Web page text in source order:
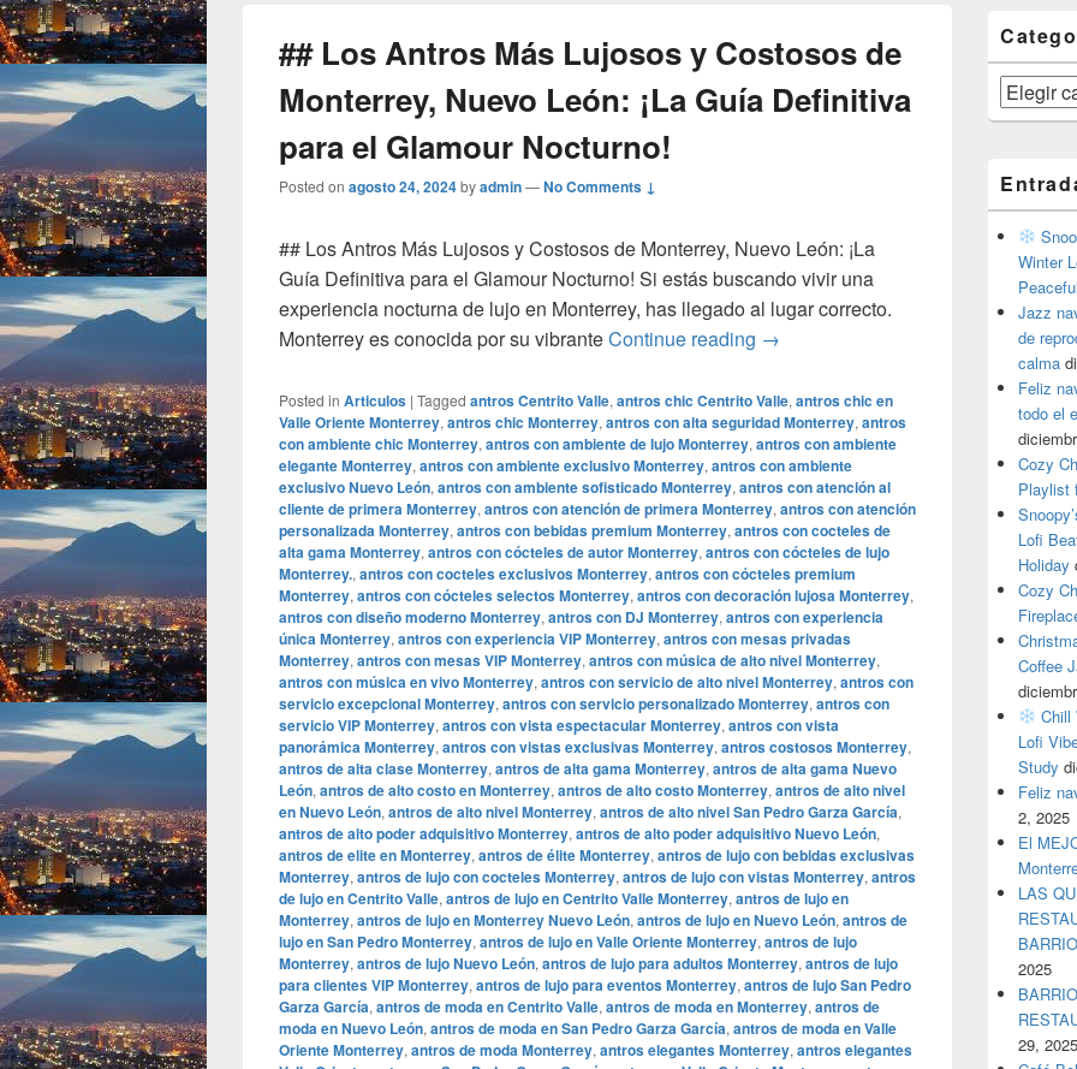
## Los Antros Más Lujosos y Costosos de
Monterrey, Nuevo León: ¡La Guía Definitiva
para el Glamour Nocturno!
Posted on agosto 24, 2024byadmin—No Comments ↓
## Los Antros Más Lujosos y Costosos de Monterrey, Nuevo León: ¡La
Guía Definitiva para el Glamour Nocturno! Si estás buscando vivir una
experiencia nocturna de lujo en Monterrey, has llegado al lugar correcto.
Monterrey es conocida por su vibranteContinue reading ## Los Antros Más Lujosos y
→
Posted in Articulos | Tagged antros Centrito Valle, antros chic Centrito Valle, antros chic en
Valle Oriente Monterrey, antros chic Monterrey, antros con alta seguridad Monterrey, antros
con ambiente chic Monterrey, antros con ambiente de lujo Monterrey, antros con ambiente
elegante Monterrey, antros con ambiente exclusivo Monterrey, antros con ambiente
exclusivo Nuevo León, antros con ambiente sofisticado Monterrey, antros con atención al
cliente de primera Monterrey, antros con atención de primera Monterrey, antros con atención
personalizada Monterrey, antros con bebidas premium Monterrey, antros con cocteles de
alta gama Monterrey, antros con cócteles de autor Monterrey, antros con cócteles de lujo
Monterrey., antros con cocteles exclusivos Monterrey, antros con cócteles premium
Monterrey, antros con cócteles selectos Monterrey, antros con decoración lujosa Monterrey,
antros con diseño moderno Monterrey, antros con DJ Monterrey, antros con experiencia
única Monterrey, antros con experiencia VIP Monterrey, antros con mesas privadas
Monterrey, antros con mesas VIP Monterrey, antros con música de alto nivel Monterrey,
antros con música en vivo Monterrey, antros con servicio de alto nivel Monterrey, antros con
servicio excepcional Monterrey, antros con servicio personalizado Monterrey, antros con
servicio VIP Monterrey, antros con vista espectacular Monterrey, antros con vista
panorámica Monterrey, antros con vistas exclusivas Monterrey, antros costosos Monterrey,
antros de alta clase Monterrey, antros de alta gama Monterrey, antros de alta gama Nuevo
León, antros de alto costo en Monterrey, antros de alto costo Monterrey, antros de alto nivel
en Nuevo León, antros de alto nivel Monterrey, antros de alto nivel San Pedro Garza García,
antros de alto poder adquisitivo Monterrey, antros de alto poder adquisitivo Nuevo León,
antros de elite en Monterrey, antros de élite Monterrey, antros de lujo con bebidas exclusivas
Monterrey, antros de lujo con cocteles Monterrey, antros de lujo con vistas Monterrey, antros
de lujo en Centrito Valle, antros de lujo en Centrito Valle Monterrey, antros de lujo en
Monterrey, antros de lujo en Monterrey Nuevo León, antros de lujo en Nuevo León, antros de
lujo en San Pedro Monterrey, antros de lujo en Valle Oriente Monterrey, antros de lujo
Monterrey, antros de lujo Nuevo León, antros de lujo para adultos Monterrey, antros de lujo
para clientes VIP Monterrey, antros de lujo para eventos Monterrey, antros de lujo San Pedro
Garza García, antros de moda en Centrito Valle, antros de moda en Monterrey, antros de
moda en Nuevo León, antros de moda en San Pedro Garza García, antros de moda en Valle
Oriente Monterrey, antros de moda Monterrey, antros elegantes Monterrey, antros elegantes
Categorías
Winter
Jazz
de
calma
Feliz
todo el
Cozy
Playlist
Lofi
Holiday
Cozy
Coffee
Chill
Lofi
Study
Feliz
2, 2025
El
LAS
2025
29, 2025